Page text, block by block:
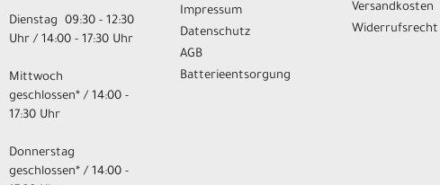
Dienstag 09:30 - 12:30
Uhr / 14:00 - 17:30 Uhr
Mittwoch
geschlossen* / 14:00 -
17:30 Uhr
Donnerstag
geschlossen* / 14:00 -
Impressum
Datenschutz
AGB
Batterieentsorgung
Versandkosten
Widerrufsrecht